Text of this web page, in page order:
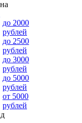
до 2000
рублей
до 2500
рублей
до 3000
рублей
до 5000
рублей
от 5000
рублей